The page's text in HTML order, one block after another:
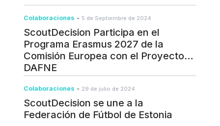
Colaboraciones - 5 de Septiembre de 2024
ScoutDecision Participa en el
Programa Erasmus 2027 de la
Comisión Europea con el Proyecto
DAFNE
Colaboraciones - 29 de julio de 2024
ScoutDecision se une a la
Federación de Fútbol de Estonia